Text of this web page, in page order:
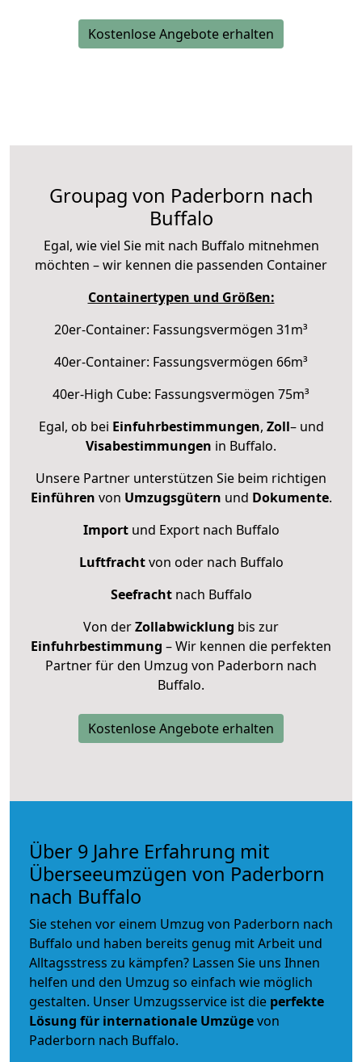
Kostenlose Angebote erhalten
Groupag von Paderborn nach
Buffalo
Egal, wie viel Sie mit nach Buffalo mitnehmen
möchten – wir kennen die passenden Container
Containertypen und Größen:
20er-Container: Fassungsvermögen 31m³
40er-Container: Fassungsvermögen 66m³
40er-High Cube: Fassungsvermögen 75m³
Egal, ob bei Einfuhrbestimmungen, Zoll– und
Visabestimmungen in Buffalo.
Unsere Partner unterstützen Sie beim richtigen
Einführen von Umzugsgütern und Dokumente.
Importund Export nach Buffalo
Luftfrachtvon oder nach Buffalo
Seefrachtnach Buffalo
Von derZollabwicklung bis zur
Einfuhrbestimmung – Wir kennen die perfekten
Partner für den Umzug von Paderborn nach
Buffalo.
Kostenlose Angebote erhalten
Über 9 Jahre Erfahrung mit
Überseeumzügen von Paderborn
nach Buffalo
Sie stehen vor einem Umzug von Paderborn nach
Buffalo und haben bereits genug mit Arbeit und
Alltagsstress zu kämpfen? Lassen Sie uns Ihnen
helfen und den Umzug so einfach wie möglich
gestalten. Unser Umzugsservice ist die perfekte
Lösung für internationale Umzügevon
Paderborn nach Buffalo.